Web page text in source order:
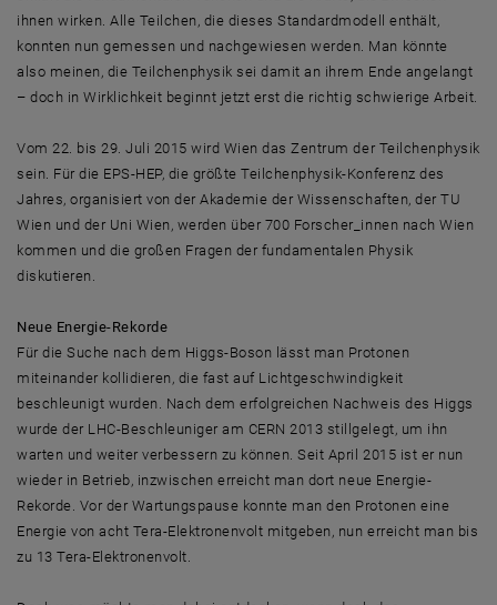
ihnen wirken. Alle Teilchen, die dieses Standardmodell enthält,
konnten nun gemessen und nachgewiesen werden. Man könnte
also meinen, die Teilchenphysik sei damit an ihrem Ende angelangt
– doch in Wirklichkeit beginnt jetzt erst die richtig schwierige Arbeit.
Vom 22. bis 29. Juli 2015 wird Wien das Zentrum der Teilchenphysik
sein. Für die EPS-HEP, die größte Teilchenphysik-Konferenz des
Jahres, organisiert von der Akademie der Wissenschaften, der TU
Wien und der Uni Wien, werden über 700 Forscher_innen nach Wien
kommen und die großen Fragen der fundamentalen Physik
diskutieren.
Neue Energie-Rekorde
Für die Suche nach dem Higgs-Boson lässt man Protonen
miteinander kollidieren, die fast auf Lichtgeschwindigkeit
beschleunigt wurden. Nach dem erfolgreichen Nachweis des Higgs
wurde der LHC-Beschleuniger am CERN 2013 stillgelegt, um ihn
warten und weiter verbessern zu können. Seit April 2015 ist er nun
wieder in Betrieb, inzwischen erreicht man dort neue Energie-
Rekorde. Vor der Wartungspause konnte man den Protonen eine
Energie von acht Tera-Elektronenvolt mitgeben, nun erreicht man bis
zu 13 Tera-Elektronenvolt.